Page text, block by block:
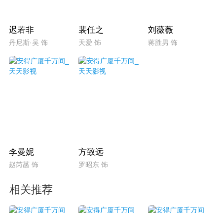
迟若非
丹尼斯·吴 饰
裴任之
天爱 饰
刘薇薇
蒋胜男 饰
李曼妮
赵芮菡 饰
方致远
罗昭东 饰
相关推荐